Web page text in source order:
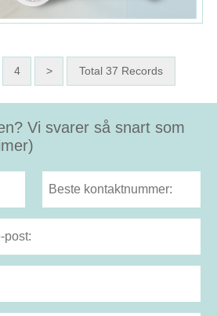
4 > Total 37 Records
Vi svarer så snart som